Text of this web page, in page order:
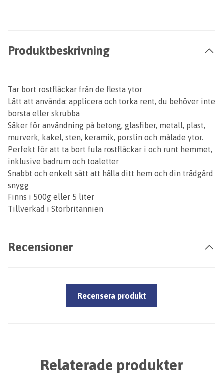
Produktbeskrivning
Tar bort rostfläckar från de flesta ytor
Lätt att använda: applicera och torka rent, du behöver inte
borsta eller skrubba
Säker för användning på betong, glasfiber, metall, plast,
murverk, kakel, sten, keramik, porslin och målade ytor.
Perfekt för att ta bort fula rostfläckar i och runt hemmet,
inklusive badrum och toaletter
Snabbt och enkelt sätt att hålla ditt hem och din trädgård
snygg
Finns i 500g eller 5 liter
Tillverkad i Storbritannien
Recensioner
Recensera produkt
Relaterade produkter